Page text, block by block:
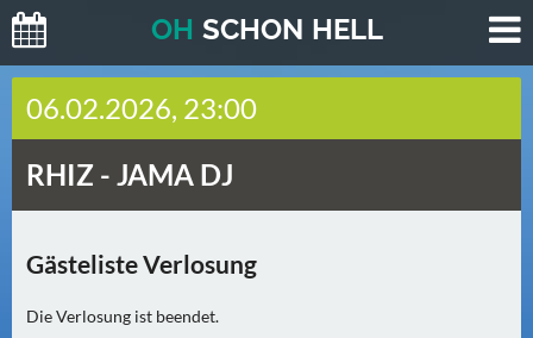
OH SCHON HELL
H
E
T
E
2
06.02.2026, 23:00
RHIZ - JAMA DJ
Gästeliste Verlosung
Die Verlosung ist beendet.